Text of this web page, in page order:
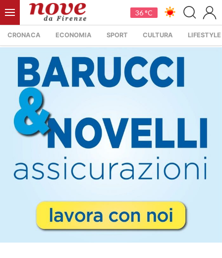
36 °C
CRONACA ECONOMIA SPORT CULTURA LIFESTYLE